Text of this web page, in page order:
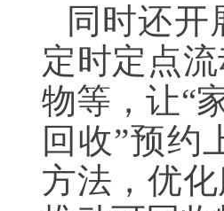
同时还
定时定点
物等，让“
回收”预约
方法，优